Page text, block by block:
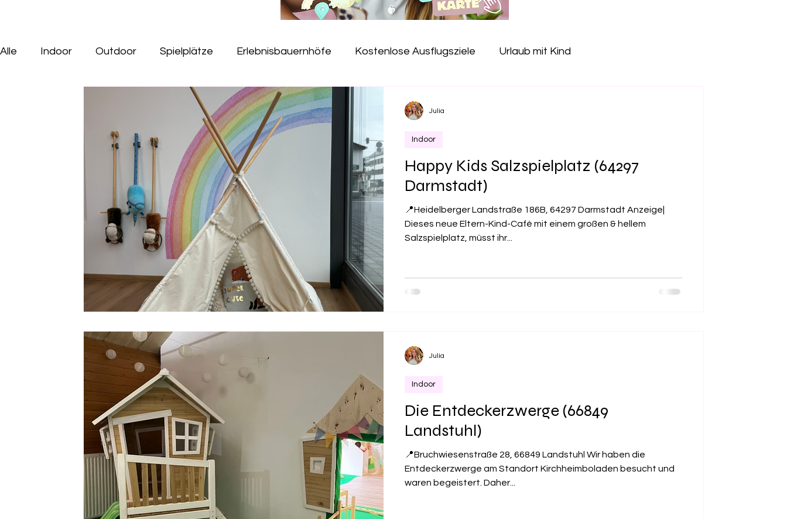
Alle Indoor Outdoor Spielplätze Erlebnisbauernhöfe Kostenlose Ausflugsziele Urlaub mit Kind
Ausflüge mit Hund Jugendherbergen
Geburtstag Tiere Museen Hallenbad Gesundheit
Wasserspielplatz Saison Ausflüge Kugelbahn Baumkronenpfad
Seen Wildpark
Happy Kids Salzspielplatz (64297
Darmstadt)
📍Heidelberger Landstraße 186B, 64297 Darmstadt Anzeige|
Dieses neue Eltern-Kind-Café mit einem großen & hellem
Salzspielplatz, müsst ihr...
Indoor
Julia
Die Entdeckerzwerge (66849
Landstuhl)
📍Bruchwiesenstraße 28, 66849 Landstuhl Wir haben die
Entdeckerzwerge am Standort Kirchheimboladen besucht und
waren begeistert. Daher...
Indoor
Julia